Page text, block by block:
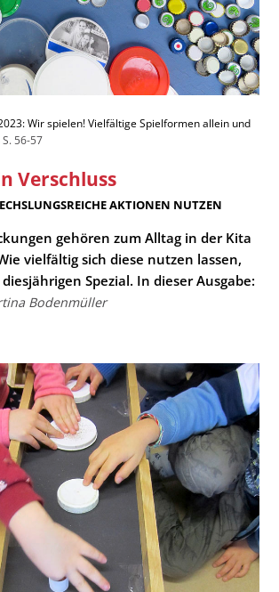
Wir spielen! Vielfältige Spielformen allein und
S. 56-57
Verschluss
AKTIONEN NUTZEN
gehören zum Alltag in der Kita
vielfältig sich diese nutzen lassen,
Spezial. In dieser Ausgabe:
Bodenmüller